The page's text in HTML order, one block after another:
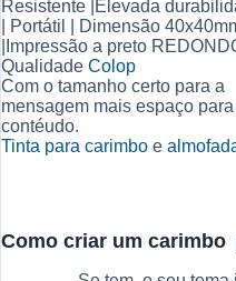
Resistente |Elevada
| Portátil | Dimensão
|Impressão a preto
Qualidade Colop
Com o tamanho certo para a
mensagem mais espaço
contéudo.
Tinta para carimbo e
Como criar um carimbo